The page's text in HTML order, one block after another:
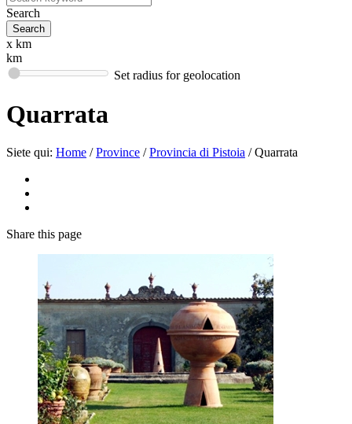
Search
x km
km
Set radius for geolocation
Quarrata
Siete qui: Home / Province / Provincia di Pistoia / Quarrata
Share this page